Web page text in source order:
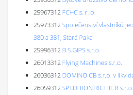
25967312 FCHC s. r. o.
25973312Společenství vlastníků
380 a 381, Stará Paka
25996312 B.S.GIPS s.r.o.
26013312 Flying Machines s.r.o.
26036312 DOMINO CB s.r.o. v
26059312SPEDITION RICHTER s.r.o.